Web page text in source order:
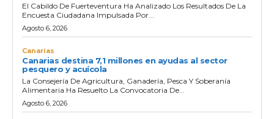
El Cabildo De Fuerteventura Ha Analizado Los Resultados De La
Encuesta Ciudadana Impulsada Por...
Agosto 6, 2026
Canarias
Canarias destina 7,1 millones en ayudas al sector
pesquero y acuícola
La Consejería De Agricultura, Ganadería, Pesca Y Soberanía
Alimentaria Ha Resuelto La Convocatoria De...
Agosto 6, 2026